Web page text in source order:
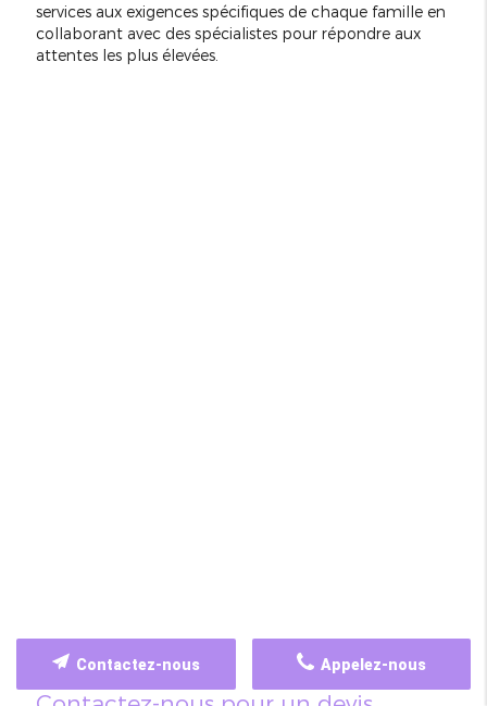
services aux exigences spécifiques de chaque famille en
collaborant avec des spécialistes pour répondre aux
attentes les plus élevées.
Appelez-nous
Contactez-nous